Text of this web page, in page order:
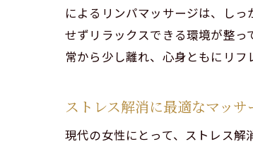
によるリンパマッサージは、し
せずリラックスできる環境が整っ
常から少し離れ、心身ともにリフ
ストレス解消に最適なマッ
現代の女性にとって、ストレス